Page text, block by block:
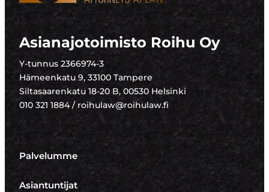
Asianajotoimisto Roihu Oy
Y-tunnus 2366974-3
Hämeenkatu 9, 33100 Tampere
Siltasaarenkatu 18-20 B, 00530 Helsinki
010 321 1884 / roihulaw@roihulaw.fi
Palvelumme
Asiantuntijat